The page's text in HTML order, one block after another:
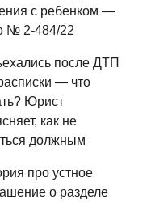
с ребенком —
№ 2-484/22
после ДТП
— что
Юрист
как не
должным
про устное
о разделе